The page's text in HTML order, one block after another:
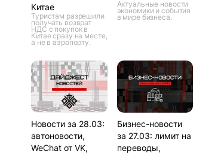
Китае
Туристам разрешили
получать возврат
НДС с покупок в
Китае сразу на месте,
а не в аэропорту.
Актуальные новости
экономики и события
в мире бизнеса.
Новости за 28.03:
автоновости,
WeChat от VK,
Бизнес-новости
за 27.03: лимит на
переводы,